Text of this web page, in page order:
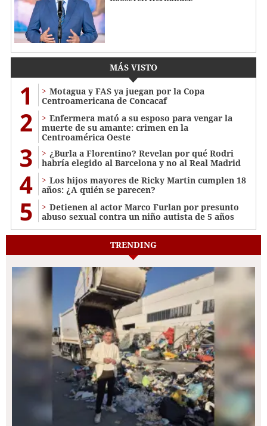
MÁS VISTO
1
Motagua y FAS ya juegan por la Copa
Centroamericana de Concacaf
2
Enfermera mató a su esposo para vengar la
muerte de su amante: crimen en la
Centroamérica Oeste
3
¿Burla a Florentino? Revelan por qué Rodri
habría elegido al Barcelona y no al Real Madrid
4
Los hijos mayores de Ricky Martin cumplen 18
años: ¿A quién se parecen?
5
Detienen al actor Marco Furlan por presunto
abuso sexual contra un niño autista de 5 años
TRENDING